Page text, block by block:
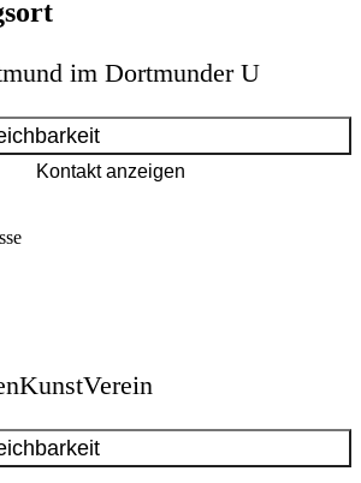
im Dortmunder U
Kontakt anzeigen